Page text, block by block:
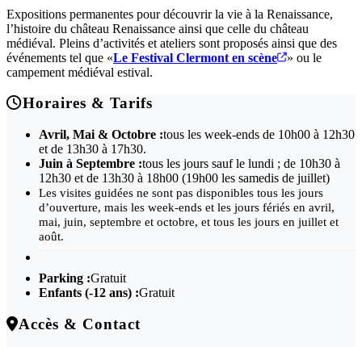
Expositions permanentes pour découvrir la vie à la Renaissance,
l’histoire du château Renaissance ainsi que celle du château
médiéval. Pleins d’activités et ateliers sont proposés ainsi que des
événements tel que «Le Festival Clermont en scène
» ou le
campement médiéval estival.
Horaires & Tarifs
Avril, Mai & Octobre :tous les week-ends de 10h00 à 12h30
et de 13h30 à 17h30.
Juin à Septembre :tous les jours sauf le lundi ; de 10h30 à
12h30 et de 13h30 à 18h00 (19h00 les samedis de juillet)
Les visites guidées ne sont pas disponibles tous les jours
d’ouverture, mais les week-ends et les jours fériés en avril,
mai, juin, septembre et octobre, et tous les jours en juillet et
août.
Parking :Gratuit
Enfants (-12 ans) :Gratuit
Accès & Contact